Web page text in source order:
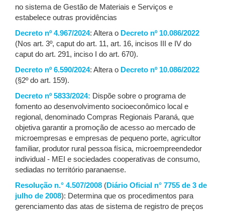
no sistema de Gestão de Materiais e Serviços e
estabelece outras providências
Decreto nº 4.967/2024: Altera o Decreto nº 10.086/2022
(Nos art. 3º, caput do art. 11, art. 16, incisos III e IV do
caput do art. 291, inciso I do art. 670).
Decreto nº 6.590/2024: Altera o Decreto nº 10.086/2022
(§2º do art. 159).
Decreto nº 5833/2024: Dispõe sobre o programa de
fomento ao desenvolvimento socioeconômico local e
regional, denominado Compras Regionais Paraná, que
objetiva garantir a promoção de acesso ao mercado de
microempresas e empresas de pequeno porte, agricultor
familiar, produtor rural pessoa física, microempreendedor
individual - MEI e sociedades cooperativas de consumo,
sediadas no território paranaense.
Resolução n.° 4.507/2008 (Diário Oficial n° 7755 de 3 de
julho de 2008): Determina que os procedimentos para
gerenciamento das atas de sistema de registro de preços